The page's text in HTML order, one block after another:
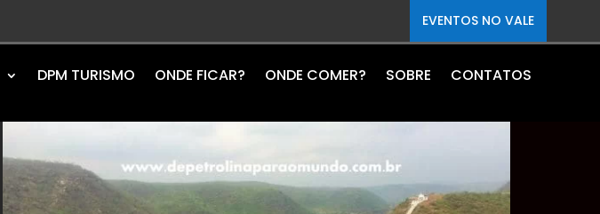
EVENTOS NO VALE
DPM TURISMO ONDE FICAR? ONDE COMER? SOBRE CONTATOS